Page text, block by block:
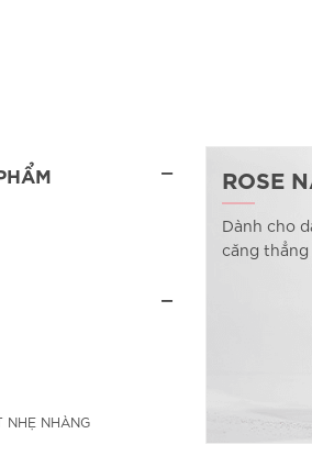
NHẸ NHÀNG
ROSE
Dành cho
căng